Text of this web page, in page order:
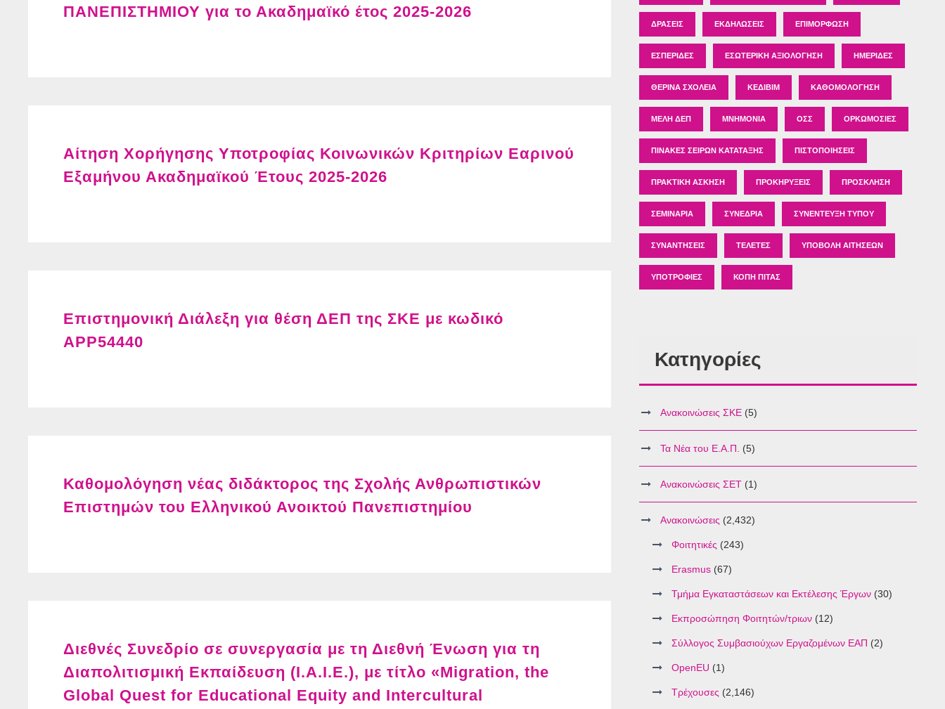
ΠΑΝΕΠΙΣΤΗΜΙΟΥ για το Ακαδημαϊκό έτος 2025-2026
Αίτηση Χορήγησης Υποτροφίας Κοινωνικών Κριτηρίων Εαρινού
Εξαμήνου Ακαδημαϊκού Έτους 2025-2026
Επιστημονική Διάλεξη για θέση ΔΕΠ της ΣΚΕ με κωδικό
APP54440
Καθομολόγηση νέας διδάκτορος της Σχολής Ανθρωπιστικών
Επιστημών του Ελληνικού Ανοικτού Πανεπιστημίου
Διεθνές Συνεδρίο σε συνεργασία με τη Διεθνή Ένωση για τη
Διαπολιτισμική Εκπαίδευση (I.A.I.E.), με τίτλο «Migration, the
Global Quest for Educational Equity and Intercultural
ΔΡΆΣΕΙΣ ΕΚΔΗΛΏΣΕΙΣ ΕΠΙΜΌΡΦΩΣΗ
ΕΣΠΕΡΊΔΕΣ ΕΣΩΤΕΡΙΚΉ ΑΞΙΟΛΌΓΗΣΗ ΗΜΕΡΊΔΕΣ
ΘΕΡΙΝΆ ΣΧΟΛΕΊΑ ΚΕΔΙΒΙΜ ΚΑΘΟΜΟΛΌΓΗΣΗ
ΜΈΛΗ ΔΕΠ ΜΝΗΜΌΝΙΑ ΟΣΣ ΟΡΚΩΜΟΣΊΕΣ
ΠΊΝΑΚΕΣ ΣΕΙΡΏΝ ΚΑΤΆΤΑΞΗΣ ΠΙΣΤΟΠΟΙΉΣΕΙΣ
ΠΡΑΚΤΙΚΉ ΆΣΚΗΣΗ ΠΡΟΚΗΡΎΞΕΙΣ ΠΡΌΣΚΛΗΣΗ
ΣΕΜΙΝΆΡΙΑ ΣΥΝΈΔΡΙΑ ΣΥΝΈΝΤΕΥΞΗ ΤΎΠΟΥ
ΣΥΝΑΝΤΉΣΕΙΣ ΤΕΛΕΤΈΣ ΥΠΟΒΟΛΉ ΑΙΤΉΣΕΩΝ
ΥΠΟΤΡΟΦΊΕΣ ΚΟΠΉ ΠΊΤΑΣ
Κατηγορίες
Ανακοινώσεις ΣΚΕ (5)
Τα Νέα του Ε.Α.Π. (5)
Ανακοινώσεις ΣΕΤ (1)
Ανακοινώσεις (2,432)
Φοιτητικές (243)
Erasmus (67)
Τμήμα Εγκαταστάσεων και Εκτέλεσης Έργων (30)
Εκπροσώπηση Φοιτητών/τριων (12)
Σύλλογος Συμβασιούχων Εργαζομένων ΕΑΠ (2)
OpenEU (1)
Τρέχουσες (2,146)